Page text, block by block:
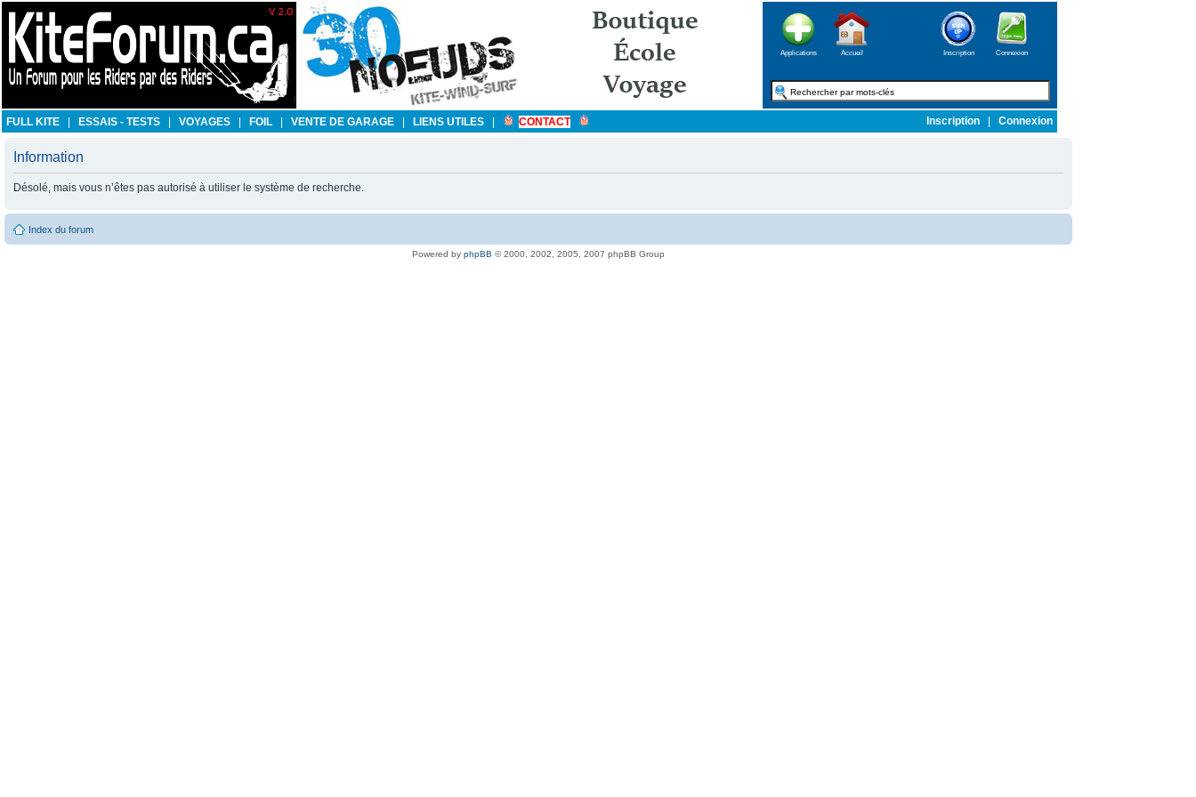
Applications Accueil Inscription Connexion
FULL KITE ESSAIS - TESTS VOYAGES FOIL VENTE DE GARAGE LIENS UTILES CONTACT Inscription Connexion
Information
Désolé, mais vous n’êtes pas autorisé à utiliser le système de recherche.
Index du forum
Powered by phpBB © 2000, 2002, 2005, 2007 phpBB Group